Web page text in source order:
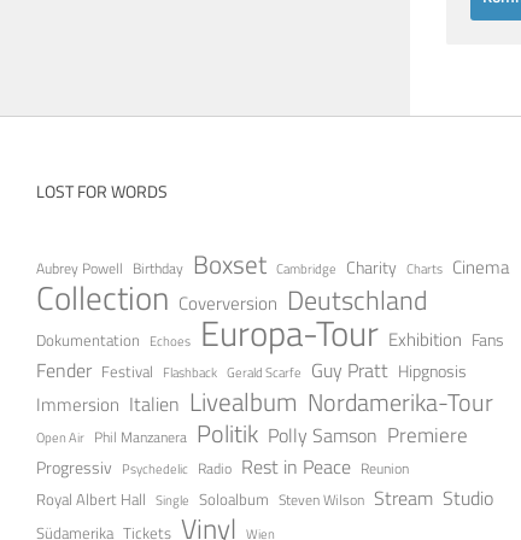
LOST FOR WORDS
Aubrey Powell Birthday Boxset Cambridge Charity Charts Cinema
Collection Coverversion Deutschland
Dokumentation Echoes Europa-Tour Exhibition Fans
Fender Festival Flashback Gerald Scarfe Guy Pratt Hipgnosis
Immersion Italien Livealbum Nordamerika-Tour
Open Air Phil Manzanera Politik Polly Samson Premiere
Progressiv Psychedelic Radio Rest in Peace Reunion
Royal Albert Hall Single Soloalbum Steven Wilson Stream Studio
Südamerika Tickets Vinyl Wien